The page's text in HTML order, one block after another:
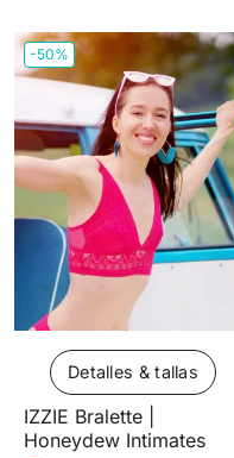
-50%
Detalles & tallas
IZZIE Bralette |
Honeydew Intimates